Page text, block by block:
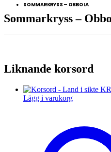
SOMMARKRYSS – OBBOLA
Sommarkryss –
Liknande korsord
Lägg i varukorg